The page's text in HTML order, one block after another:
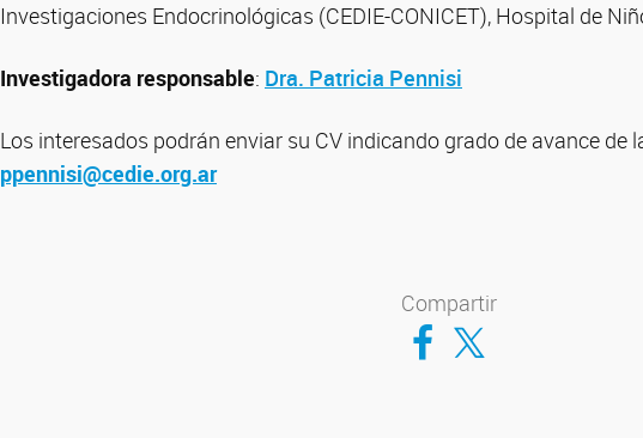
Investigaciones Endocrinológicas (CEDIE-CONICET), Hospital de
Investigadora responsable: Dra. Patricia Pennisi
Los interesados podrán enviar su CV indicando grado de avance de
ppennisi@cedie.org.ar
Compartir
Compartir en Facebook
Compartir en Twitter